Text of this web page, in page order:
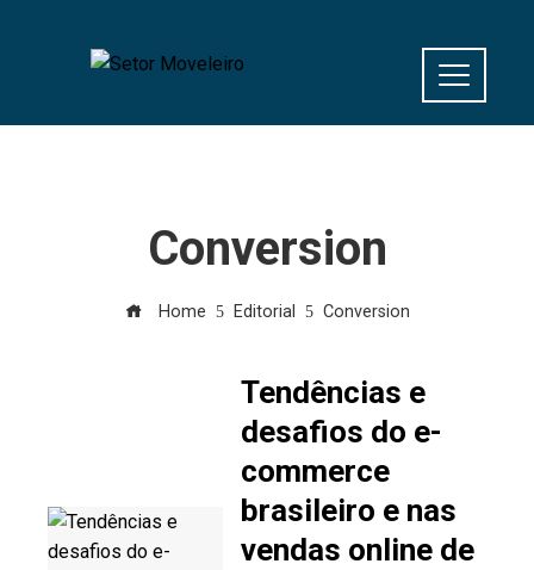
Conversion
Home Editorial Conversion
Tendências e
desafios do e-
commerce
brasileiro e nas
vendas online de